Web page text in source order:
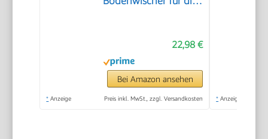
22,98 €
Bei Amazon ansehen
* Anzeige Preis inkl. MwSt., zzgl. Versandkosten * Anzeige